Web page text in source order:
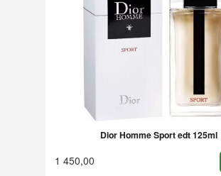
Dior Homme Sport edt 125ml
1 450,00